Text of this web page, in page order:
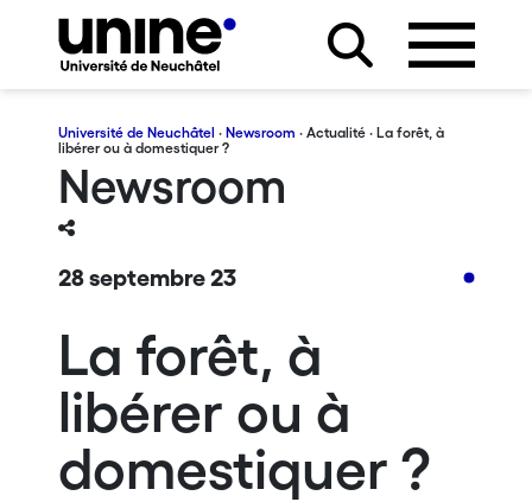
Université de Neuchâtel · Newsroom · Actualité· La forêt, à
libérer ou à domestiquer ?
Newsroom
28 septembre 23
La forêt, à
libérer ou à
domestiquer ?